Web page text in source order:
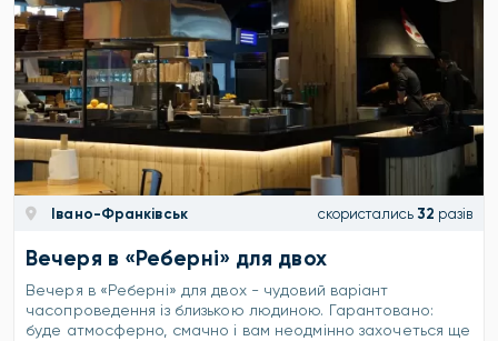
Івано-Франківськ скористались 32 разів
Вечеря в «Реберні» для двох
Вечеря в «Реберні» для двох - чудовий варіант
часопроведення із близькою людиною. Гарантовано:
буде атмосферно, смачно і вам неодмінно захочеться ще